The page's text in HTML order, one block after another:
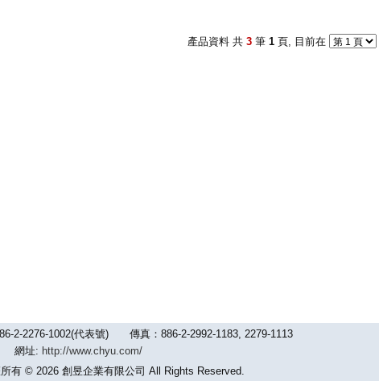
產品資料 共 3 筆 1 頁, 目前在
2-2276-1002(代表號) 傳真：886-2-2992-1183, 2279-1113
網址: http://www.chyu.com/
© 2026 創昱企業有限公司 All Rights Reserved.